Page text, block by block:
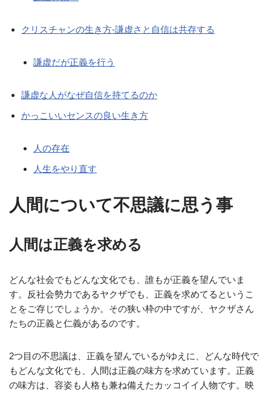
クリスチャンの生き方-謙虚さと自信は共存する
謙虚だが正義を行う
謙虚な人がなぜ自信を持てるのか
かっこいいセンスの良い生き方
人の存在
人生をやり直す
人間について不思議に思う事
人間は正義を求める
どんな社会でもどんな文化でも、誰もが正義を望んでいま
す。反社会勢力であるヤクザでも、正義を求めてるというこ
とをご存じでしょうか。その狭い枠の中ですが、ヤクザさん
たちの正義と仁義があるのです。
2つ目の不思議は、正義を望んでいるがゆえに、どんな時代で
もどんな文化でも、人間は正義の味方を求めています。正義
の味方は、容姿も人格も兼ね備えたカッコイイ人物です。映